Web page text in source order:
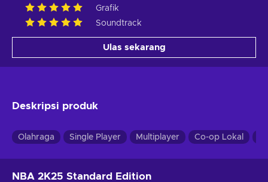
Grafik
Soundtrack
Ulas sekarang
Deskripsi produk
Olahraga Single Player Multiplayer Co-op Lokal
NBA 2K25 Standard Edition